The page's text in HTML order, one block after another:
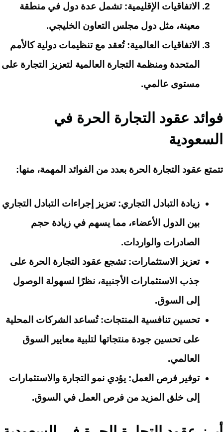
الاتفاقيات الإقليمية: تشمل عدة دول في منطقة
معينة، مثل دول مجلس التعاون الخليجي.
الاتفاقيات العالمية: تُعقد مع تنظيمات دولية كالأمم
المتحدة ومنظمة التجارة العالمية لتعزيز التجارة على
مستوى عالمي.
فوائد عقود التجارة الحرة في
السعودية
تتمتع عقود التجارة الحرة بعدد من الفوائد المهمة، منها:
زيادة التبادل التجاري: تعزيز إجراءات التبادل التجاري
بين الدول الأعضاء، مما يسهم في زيادة حجم
الصادرات والواردات.
تعزيز الاستثمارات: تشجع عقود التجارة الحرة على
جذب الاستثمارات الأجنبية، نظرًا لسهولة الوصول
إلى السوق.
تحسين تنافسية المنتجات: تُساعد الشركات المحلية
على تحسين جودة منتجاتها لتلبية معايير السوق
العالمي.
توفير فرص العمل: يؤدي نمو التجارة والاستثمارات
إلى خلق المزيد من فرص العمل في السوق.